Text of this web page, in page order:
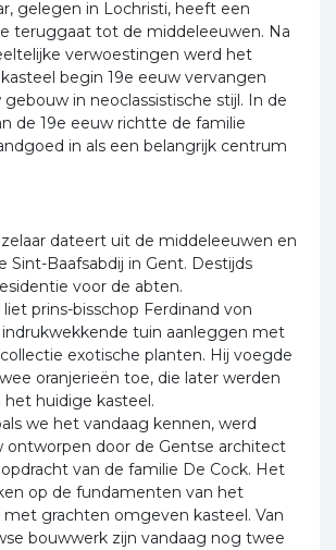
gelegen in Lochristi, heeft een
teruggaat tot de middeleeuwen. Na
verwoestingen werd het
begin 19e eeuw vervangen
in neoclassistische stijl. In de
de 19e eeuw richtte de familie
in als een belangrijk centrum
dateert uit de middeleeuwen en
Sint-Baafsabdij in Gent. Destijds
voor de abten.
liet prins-bisschop Ferdinand von
indrukwekkende tuin aanleggen met
exotische planten. Hij voegde
oranjerieën toe, die later werden
huidige kasteel.
we het vandaag kennen, werd
ontworpen door de Gentse architect
van de familie De Cock. Het
op de fundamenten van het
met grachten omgeven kasteel. Van
bouwwerk zijn vandaag nog twee